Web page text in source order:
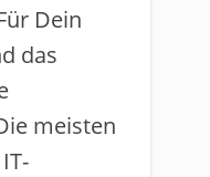
Dein
das
meisten